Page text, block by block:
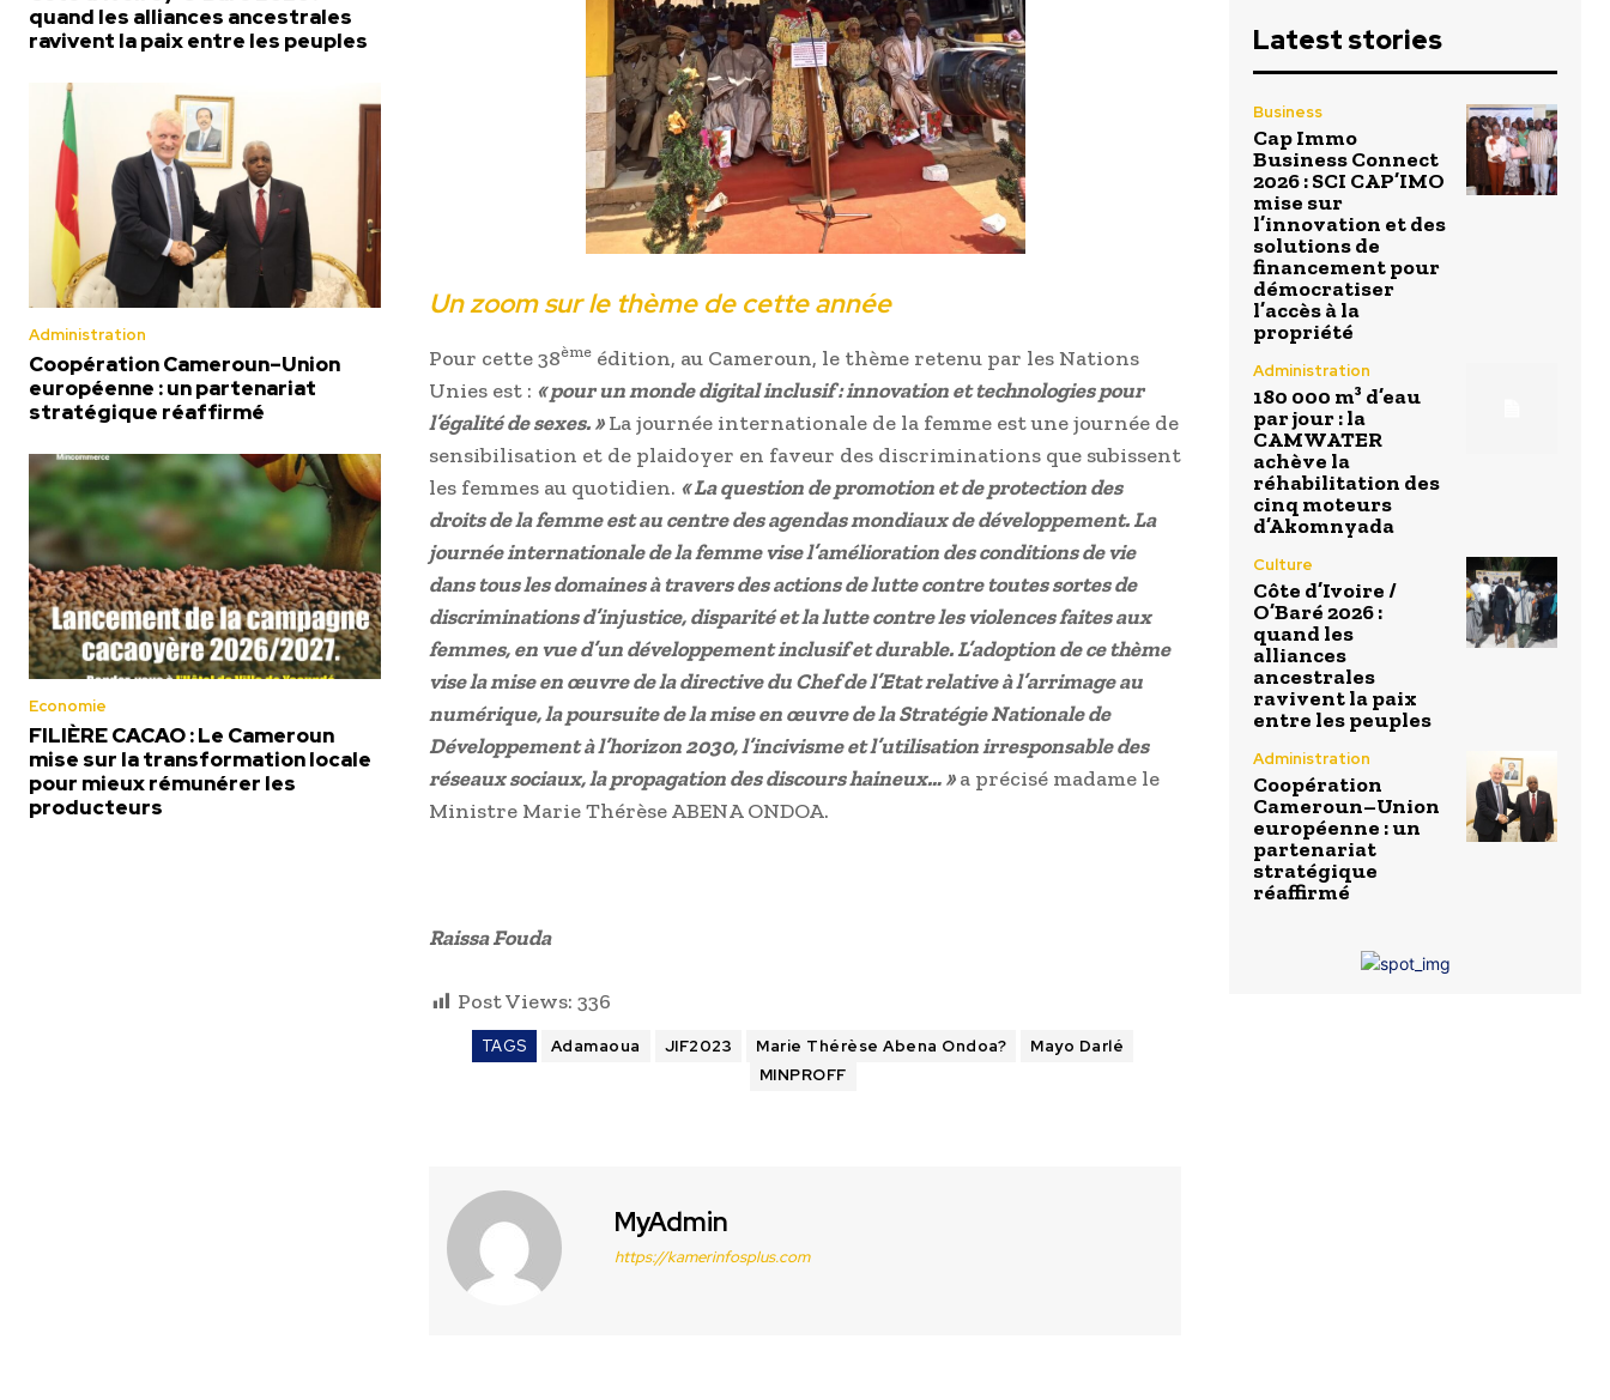
quand les alliances ancestrales
ravivent la paix entre les peuples
Administration
Coopération Cameroun–Union
européenne : un partenariat
stratégique réaffirmé
Economie
FILIÈRE CACAO : Le Cameroun
mise sur la transformation locale
pour mieux rémunérer les
producteurs
Un zoom sur le thème de cette année
Pour cette 38ème édition, au Cameroun, le thème retenu par les Nations
Unies est : « pour un monde digital inclusif : innovation et technologies pour
l’égalité de sexes. »La journée internationale de la femme est une journée de
sensibilisation et de plaidoyer en faveur des discriminations que subissent
les femmes au quotidien. « La question de promotion et de protection des
droits de la femme est au centre des agendas mondiaux de développement. La
journée internationale de la femme vise l’amélioration des conditions de vie
dans tous les domaines à travers des actions de lutte contre toutes sortes de
discriminations d’injustice, disparité et la lutte contre les violences faites aux
femmes, en vue d’un développement inclusif et durable. L’adoption de ce thème
vise la mise en œuvre de la directive du Chef de l’Etat relative à l’arrimage au
numérique, la poursuite de la mise en œuvre de la Stratégie Nationale de
Développement à l’horizon 2030, l’incivisme et l’utilisation irresponsable des
réseaux sociaux, la propagation des discours haineux… »a précisé madame le
Ministre Marie Thérèse ABENA ONDOA.
Raissa Fouda
Post Views: 336
TAGS Adamaoua JIF2023 Marie Thérèse Abena Ondoa?
Mayo Darlé
MINPROFF
MyAdmin
https://kamerinfosplus.com
Latest stories
Business
Cap Immo
Business Connect
2026 : SCI CAP’IMO
mise sur
l’innovation et des
solutions de
financement pour
démocratiser
l’accès à la
propriété
Administration
180 000 m³ d’eau
par jour : la
CAMWATER
achève la
réhabilitation des
cinq moteurs
d’Akomnyada
Culture
Côte d’Ivoire /
O’Baré 2026 :
quand les
alliances
ancestrales
ravivent la paix
entre les peuples
Administration
Coopération
Cameroun–Union
européenne : un
partenariat
stratégique
réaffirmé